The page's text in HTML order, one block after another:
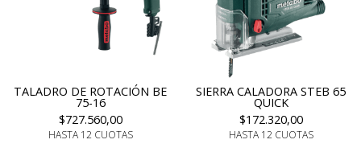
TALADRO DE ROTACIÓN BE
75-16
$727.560,00
HASTA 12 CUOTAS
SIERRA CALADORA STEB 65
QUICK
$172.320,00
HASTA 12 CUOTAS